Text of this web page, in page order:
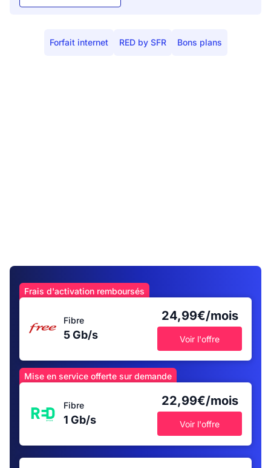
Forfait internet RED by SFR Bons plans
Frais d'activation remboursés
Fibre
5 Gb/s
24,99€/mois
Voir l'offre
Mise en service offerte sur demande
Fibre
1 Gb/s
22,99€/mois
Voir l'offre